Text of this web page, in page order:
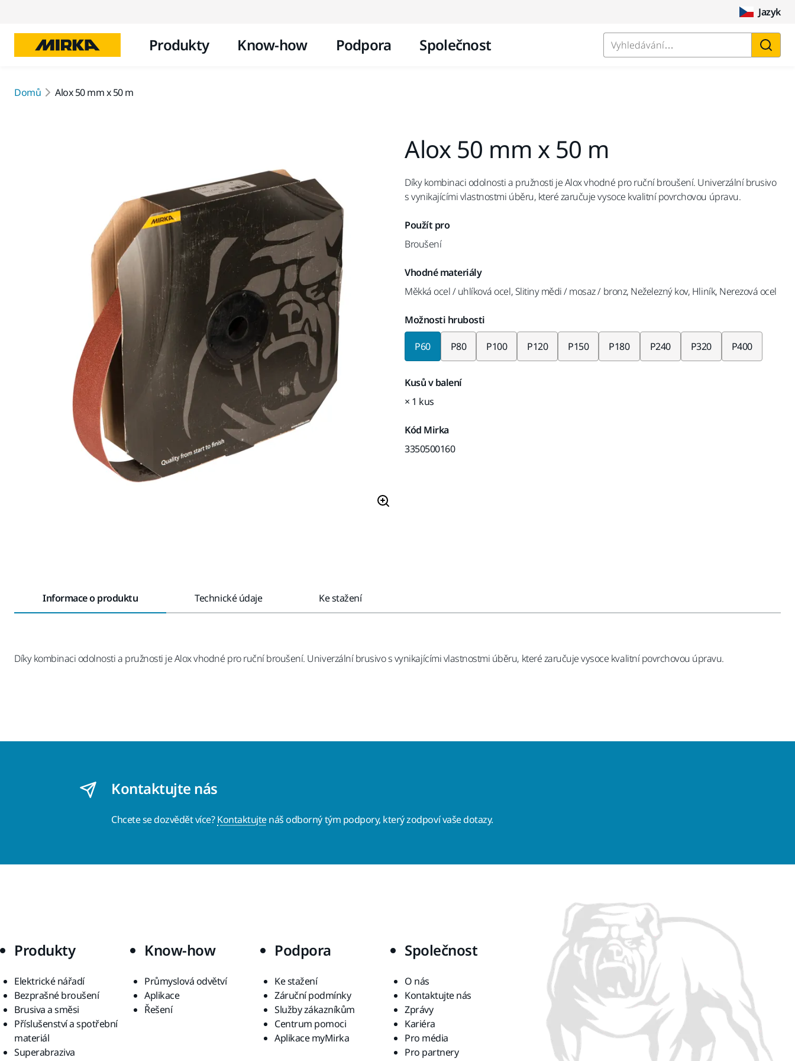
Jazyk
Produkty Know-how Podpora Společnost Vyhledávání…
Domů Alox 50 mm x 50 m
Alox 50 mm x 50 m
Díky kombinaci odolnosti a pružnosti je Alox vhodné pro ruční broušení. Univerzální brusivo
s vynikajícími vlastnostmi úběru, které zaručuje vysoce kvalitní povrchovou úpravu.
Použít pro
Broušení
Vhodné materiály
Měkká ocel / uhlíková ocel, Slitiny mědi / mosaz / bronz, Neželezný kov, Hliník, Nerezová ocel
Možnosti hrubosti
P60 P80 P100 P120 P150 P180 P240 P320 P400
Kusů v balení
× 1 kus
Kód Mirka
3350500160
Informace o produktu Technické údaje Ke stažení
Díky kombinaci odolnosti a pružnosti je Alox vhodné pro ruční broušení. Univerzální brusivo s vynikajícími vlastnostmi úběru, které zaručuje vysoce kvalitní povrchovou úpravu.
Kontaktujte nás
Chcete se dozvědět více?Kontaktujtenáš odborný tým podpory, který zodpoví vaše dotazy.
Produkty
Elektrické nářadí
Bezprašné broušení
Brusiva a směsi
Příslušenství a spotřební
materiál
Superabraziva
Know-how
Průmyslová odvětví
Aplikace
Řešení
Podpora
Ke stažení
Záruční podmínky
Služby zákazníkům
Centrum pomoci
Aplikace myMirka
Společnost
O nás
Kontaktujte nás
Zprávy
Kariéra
Pro média
Pro partnery